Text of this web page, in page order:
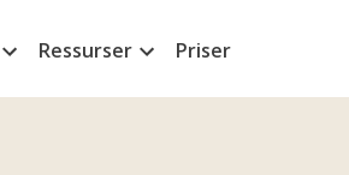
Ressurser Priser